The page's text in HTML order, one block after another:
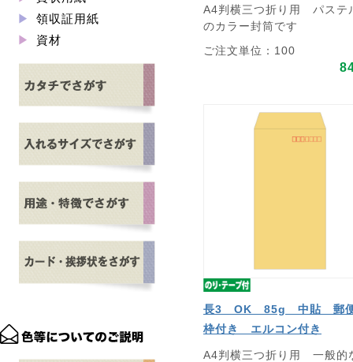
領収証用紙
資材
A4判横三つ折り用 パステ
のカラー封筒です
ご注文単位：100
長3 OK 85g 中貼 郵
枠付き エルコン付き
A4判横三つ折り用 一般的